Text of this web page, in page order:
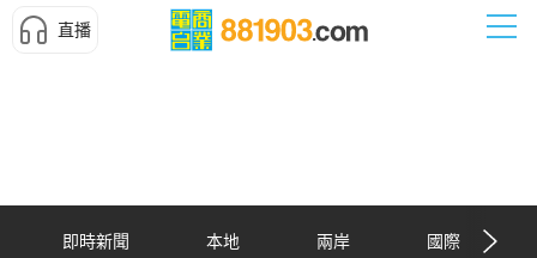
直播
即時新聞 本地 兩岸 國際